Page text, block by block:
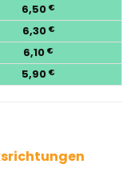
6,50 €
6,30 €
6,10 €
5,90 €